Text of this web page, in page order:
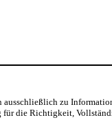
ausschließlich zu
für die Richtigkeit,